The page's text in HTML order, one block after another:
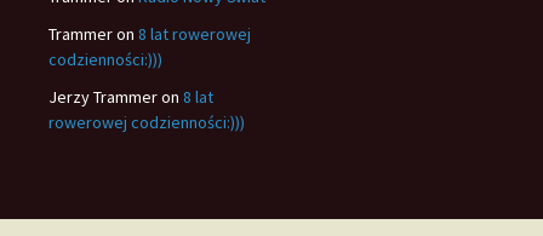
Trammeron 8 lat rowerowej
codzienności:)))
Jerzy Trammeron 8 lat
rowerowej codzienności:)))